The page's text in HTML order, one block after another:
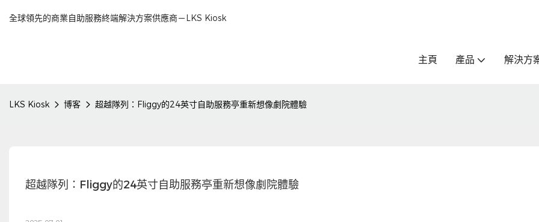
全球領先的商業自助服務終端解決方案供應商－LKS Kiosk
主頁 產品 解決方
LKS Kiosk 博客 超越隊列：Fliggy的24英寸自助服務亭重新想像劇院體驗
超越隊列：Fliggy的24英寸自助服務亭重新想像劇院體驗